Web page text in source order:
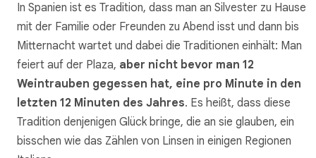
In Spanien ist es Tradition, dass man an Silvester zu Hause
mit der Familie oder Freunden zu Abend isst und dann bis
Mitternacht wartet und dabei die Traditionen einhält: Man
feiert auf der Plaza, aber nicht bevor man 12
Weintrauben gegessen hat, eine pro Minute in den
letzten 12 Minuten des Jahres. Es heißt, dass diese
Tradition denjenigen Glück bringe, die an sie glauben, ein
bisschen wie das Zählen von Linsen in einigen Regionen